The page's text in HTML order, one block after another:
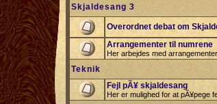
Skjaldesang 3
Overordnet debat om
Arrangementer til numrene
Her arbejdes med
Teknik
Fejl pÃ¥ skjaldesang
Her er mulighed for at pÃ¥pege